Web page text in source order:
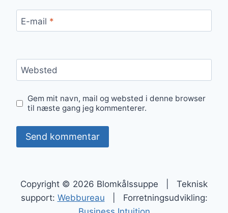
E-mail *
Websted
Gem mit navn, mail og websted i denne browser
til næste gang jeg kommenterer.
Copyright © 2026 Blomkålssuppe | Teknisk
support: Webbureau | Forretningsudvikling: